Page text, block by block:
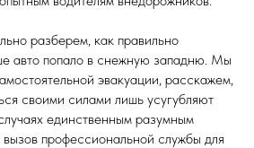
разберем, как правильно
авто попало в снежную западню. Мы
эвакуации, расскажем,
своими силами лишь усугубляют
единственным разумным
профессиональной службы для